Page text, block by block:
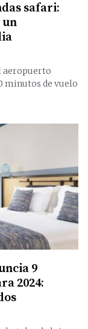
safari:
un
aeropuerto
minutos de vuelo
9
2024: